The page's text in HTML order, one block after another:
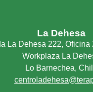
La Dehesa
La Dehesa 222, Oficina
Workplaza La
Lo Barnechea,